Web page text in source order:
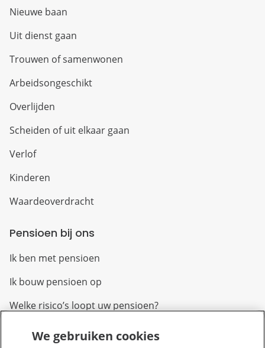
Nieuwe baan
Uit dienst gaan
Trouwen of samenwonen
Arbeidsongeschikt
Overlijden
Scheiden of uit elkaar gaan
Verlof
Kinderen
Waardeoverdracht
Pensioen bij ons
Ik ben met pensioen
Ik bouw pensioen op
Welke risico’s loopt uw pensioen?
Over PFZW
We gebruiken cookies